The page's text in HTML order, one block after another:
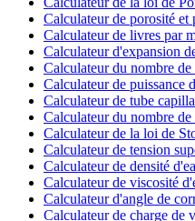
Calculateur de porosité et
Calculateur de livres par
Calculateur d'expansion
Calculateur du nombre de
Calculateur de puissance
Calculateur de tube
Calculateur du nombre
Calculateur de la loi de
Calculateur de tension
Calculateur de densité
Calculateur de viscosité
Calculateur d'angle de
Calculateur de charge de